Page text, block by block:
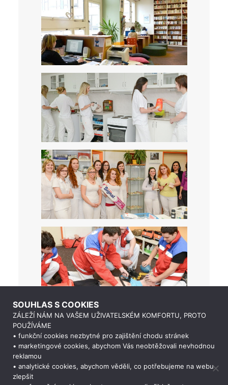
SOUHLAS S COOKIES
ZÁLEŽÍ NÁM NA VAŠEM UŽIVATELSKÉM KOMFORTU, PROTO
POUŽÍVÁME
• funkční cookies nezbytné pro zajištění chodu stránek
• marketingové cookies, abychom Vás neobtěžovali nevhodnou
reklamou
• analytické cookies, abychom věděli, co potřebujeme na webu
zlepšit